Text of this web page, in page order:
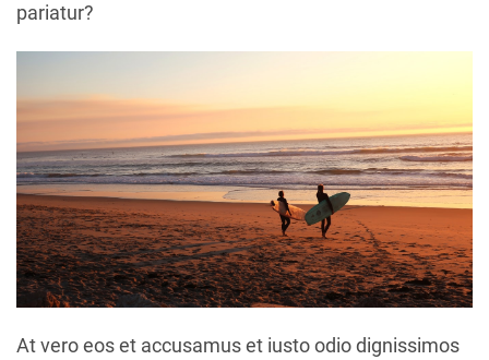
pariatur?
At vero eos et accusamus et iusto odio dignissimos